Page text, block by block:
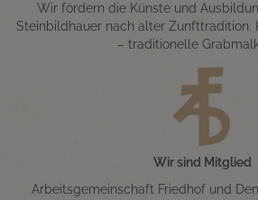
Wir fördern die Künste und
Steinbildhauer nach alter Zunfttradition.
– traditionelle
Wir sind Mitglied
Arbeitsgemeinschaft Friedhof und